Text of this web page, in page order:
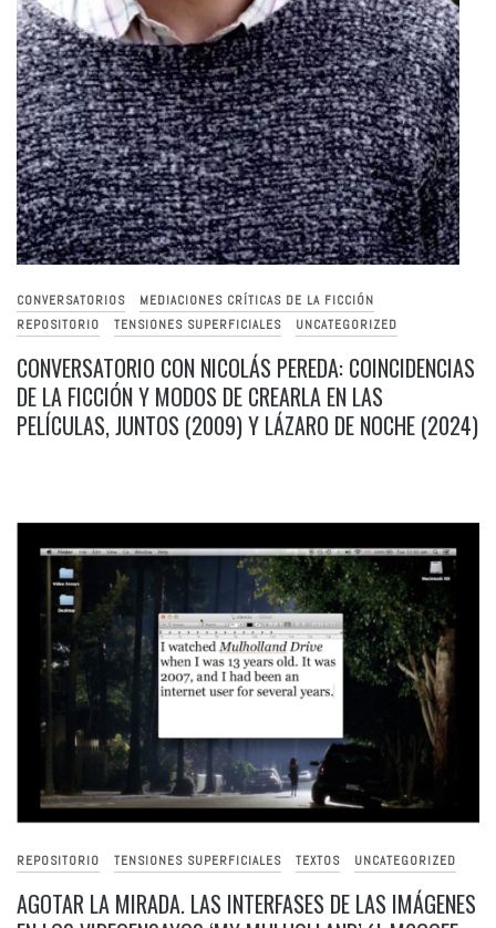
CONVERSATORIOS
MEDIACIONES CRÍTICAS DE LA FICCIÓN
REPOSITORIO
TENSIONES SUPERFICIALES UNCATEGORIZED
CONVERSATORIO CON NICOLÁS PEREDA: COINCIDENCIAS
DE LA FICCIÓN Y MODOS DE CREARLA EN LAS
PELÍCULAS, JUNTOS (2009) Y LÁZARO DE NOCHE (2024)
REPOSITORIO TENSIONES SUPERFICIALES TEXTOS UNCATEGORIZED
AGOTAR LA MIRADA. LAS INTERFASES DE LAS IMÁGENES